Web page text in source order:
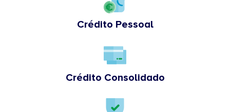
Crédito Pessoal
Crédito Consolidado